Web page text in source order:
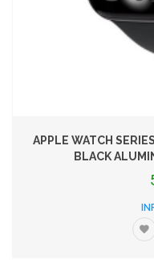
APPLE WATCH
BLACK